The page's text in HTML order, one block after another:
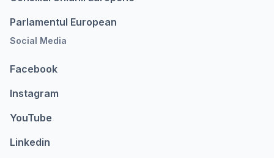
Parlamentul European
Social Media
Facebook
Instagram
YouTube
Linkedin